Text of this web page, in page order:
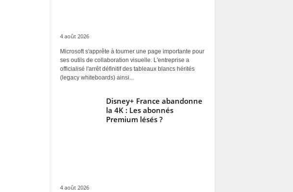
4 août 2026
Microsoft s'apprête à tourner une page importante pour
ses outils de collaboration visuelle. L'entreprise a
officialisé l'arrêt définitif des tableaux blancs hérités
(legacy whiteboards) ainsi...
Disney+ France abandonne
la 4K : Les abonnés
Premium lésés ?
4 août 2026